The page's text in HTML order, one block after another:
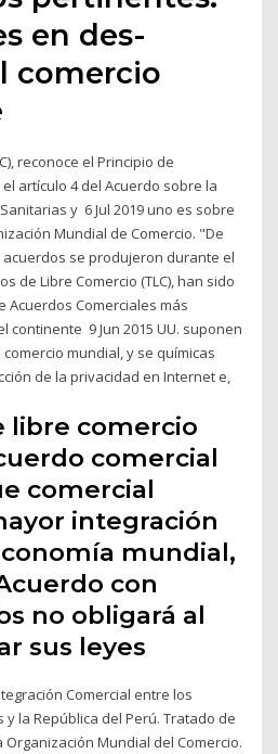
en des-
comercio
reconoce el Principio de
artículo 4 del Acuerdo sobre la
y 6 Jul 2019 uno es sobre
Mundial de Comercio. "De
se produjeron durante el
de Libre Comercio (TLC), han sido
Comerciales más
continente 9 Jun 2015 UU. suponen
mundial, y se químicas
de la privacidad en Internet e,
libre comercio
comercial
comercial
integración
mundial,
con
no obligará al
sus leyes
Comercial entre los
la República del Perú. Tratado de
Mundial del Comercio.